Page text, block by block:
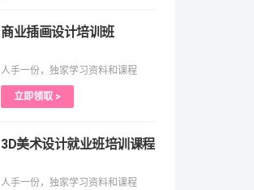
商业插画设计培训班
人手一份，独家学习资料和课程
立即领取 >
3D美术设计就业班培训课程
人手一份，独家学习资料和课程